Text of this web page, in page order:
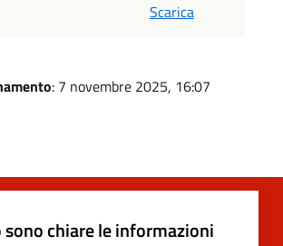
Scarica
: 7 novembre 2025, 16:07
sono chiare le informazioni